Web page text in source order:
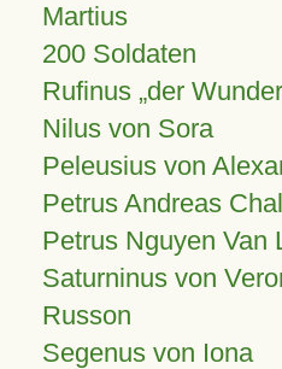
Martius
200 Soldaten
Rufinus „der
Nilus von Sora
Peleusius von
Petrus Andreas
Petrus Nguyen Van
Saturninus von
Russon
Segenus von Iona